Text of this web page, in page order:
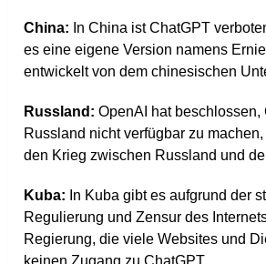
China: In China ist ChatGPT
es eine eigene Version namens
entwickelt von dem chinesischen
Russland:OpenAI hat beschlossen,
Russland nicht verfügbar zu
den Krieg zwischen Russland und
Kuba: In Kuba gibt es aufgrund der
Regulierung und Zensur des
Regierung, die viele Websites und